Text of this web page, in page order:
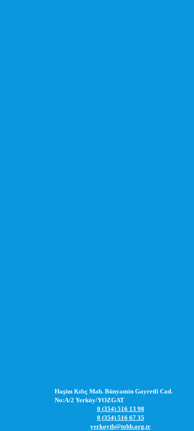
Haşim Kılıç Mah. Bünyamin Gayretli Cad.
No:A/2 Yerköy/YOZGAT
0 (354) 516 13 98
0 (354) 516 67 35
yerkoytb@tobb.org.tr